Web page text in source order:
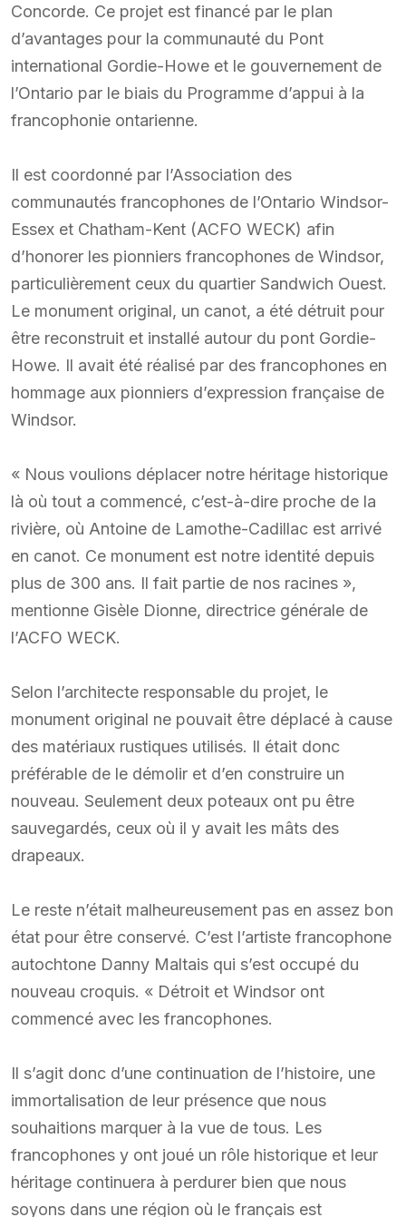
Concorde. Ce projet est financé par le plan
d’avantages pour la communauté du Pont
international Gordie-Howe et le gouvernement de
l’Ontario par le biais du Programme d’appui à la
francophonie ontarienne.
Il est coordonné par l’Association des
communautés francophones de l’Ontario Windsor-
Essex et Chatham-Kent (ACFO WECK) afin
d’honorer les pionniers francophones de Windsor,
particulièrement ceux du quartier Sandwich Ouest.
Le monument original, un canot, a été détruit pour
être reconstruit et installé autour du pont Gordie-
Howe. Il avait été réalisé par des francophones en
hommage aux pionniers d’expression française de
Windsor.
« Nous voulions déplacer notre héritage historique
là où tout a commencé, c’est-à-dire proche de la
rivière, où Antoine de Lamothe-Cadillac est arrivé
en canot. Ce monument est notre identité depuis
plus de 300 ans. Il fait partie de nos racines »,
mentionne Gisèle Dionne, directrice générale de
l’ACFO WECK.
Selon l’architecte responsable du projet, le
monument original ne pouvait être déplacé à cause
des matériaux rustiques utilisés. Il était donc
préférable de le démolir et d’en construire un
nouveau. Seulement deux poteaux ont pu être
sauvegardés, ceux où il y avait les mâts des
drapeaux.
Le reste n’était malheureusement pas en assez bon
état pour être conservé. C’est l’artiste francophone
autochtone Danny Maltais qui s’est occupé du
nouveau croquis. « Détroit et Windsor ont
commencé avec les francophones.
Il s’agit donc d’une continuation de l’histoire, une
immortalisation de leur présence que nous
souhaitions marquer à la vue de tous. Les
francophones y ont joué un rôle historique et leur
héritage continuera à perdurer bien que nous
soyons dans une région où le français est